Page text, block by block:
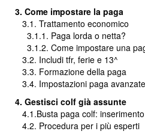
3. Come impostare la paga
3.1. Trattamento economico
3.1.1. Paga lorda o netta?
3.1.2. Come impostare una
3.2. Includi tfr, ferie e 13^
3.3. Formazione della paga
3.4. Impostazioni paga avanzate
4. Gestisci colf già assunte
4.1.Busta paga colf:
4.2. Procedura per i più esperti